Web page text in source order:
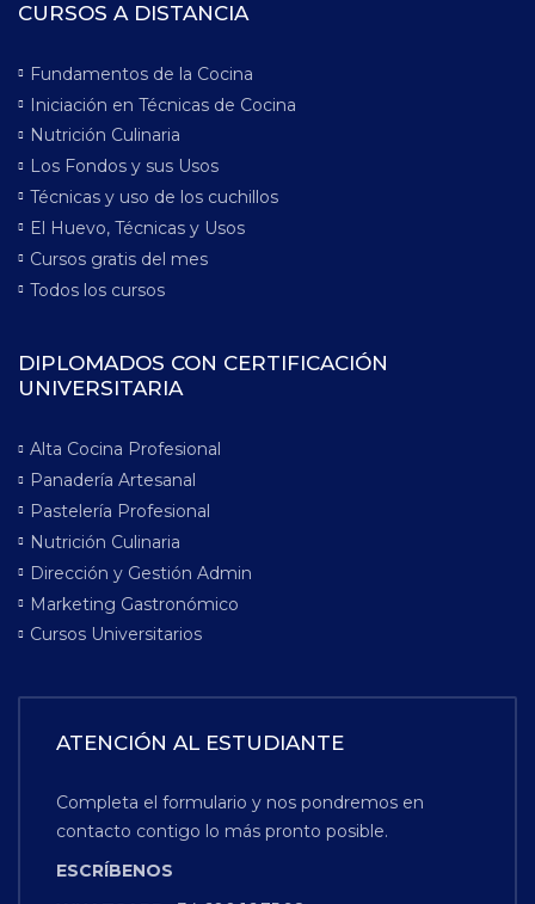
CURSOS A DISTANCIA
Fundamentos de la Cocina
Iniciación en Técnicas de Cocina
Nutrición Culinaria
Los Fondos y sus Usos
Técnicas y uso de los cuchillos
El Huevo, Técnicas y Usos
Cursos gratis del mes
Todos los cursos
DIPLOMADOS CON CERTIFICACIÓN
UNIVERSITARIA
Alta Cocina Profesional
Panadería Artesanal
Pastelería Profesional
Nutrición Culinaria
Dirección y Gestión Admin
Marketing Gastronómico
Cursos Universitarios
ATENCIÓN AL ESTUDIANTE
Completa el formulario y nos pondremos en
contacto contigo lo más pronto posible.
ESCRÍBENOS